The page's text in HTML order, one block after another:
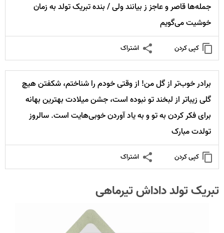
جمله‌ها قاصر و عاجز ز بیانند ولی / بنده تبریک تولد به زمان
خوشیت می‌گویم
کپی کردن اشتراک
برادر خوب‌تر از گل من! از وقتی خودم را شناختم، شکفتن هیچ
گلی زیباتر از لبخند تو نبوده است، جشن میلادت بهترین بهانه
برای فکر کردن به تو و به یاد آوردن خوبی‌هایت است. سالروز
تولدت مبارک
کپی کردن اشتراک
تبریک تولد داداش تیرماهی